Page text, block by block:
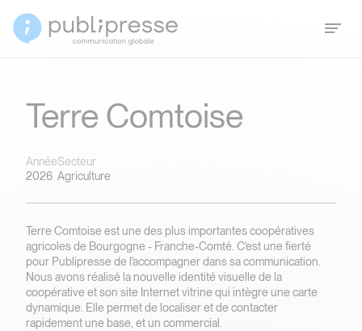
Terre Comtoise
Année
2026
Secteur
Agriculture
Terre Comtoise est une des plus importantes coopératives
agricoles de Bourgogne - Franche-Comté. C'est une fierté
pour Publipresse de l'accompagner dans sa communication.
Nous avons réalisé la nouvelle identité visuelle de la
coopérative et son site Internet vitrine qui intègre une carte
dynamique. Elle permet de localiser et de contacter
rapidement une base, et un commercial.